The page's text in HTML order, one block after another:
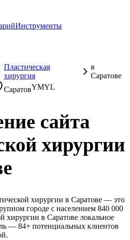
Инструменты
Пластическая
хирургия
в
Саратове
СаратовYMYL
сайта
хирургии
хирургии в Саратове — это
городе с населением 840 000
хирургии в Саратове локальное
— 84+ потенциальных клиентов